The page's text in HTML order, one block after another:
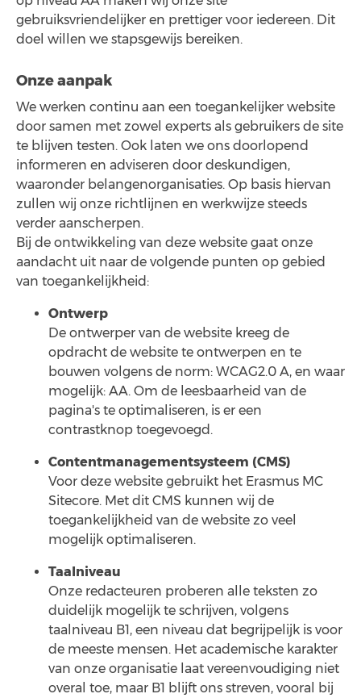
gebruiksvriendelijker en prettiger voor iedereen. Dit
doel willen we stapsgewijs bereiken.
Onze aanpak
We werken continu aan een toegankelijker website
door samen met zowel experts als gebruikers de site
te blijven testen. Ook laten we ons doorlopend
informeren en adviseren door deskundigen,
waaronder belangenorganisaties. Op basis hiervan
zullen wij onze richtlijnen en werkwijze steeds
verder aanscherpen.
Bij de ontwikkeling van deze website gaat onze
aandacht uit naar de volgende punten op gebied
van toegankelijkheid:
Ontwerp
De ontwerper van de website kreeg de
opdracht de website te ontwerpen en te
bouwen volgens de norm: WCAG2.0 A, en waar
mogelijk: AA. Om de leesbaarheid van de
pagina's te optimaliseren, is er een
contrastknop toegevoegd.
Contentmanagementsysteem (CMS)
Voor deze website gebruikt het Erasmus MC
Sitecore. Met dit CMS kunnen wij de
toegankelijkheid van de website zo veel
mogelijk optimaliseren.
Taalniveau
Onze redacteuren proberen alle teksten zo
duidelijk mogelijk te schrijven, volgens
taalniveau B1, een niveau dat begrijpelijk is voor
de meeste mensen. Het academische karakter
van onze organisatie laat vereenvoudiging niet
overal toe, maar B1 blijft ons streven, vooral bij